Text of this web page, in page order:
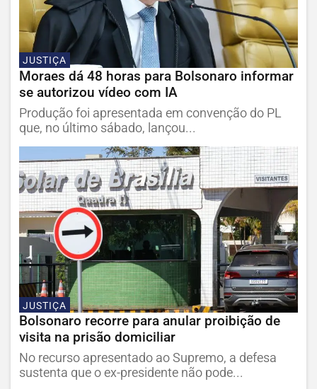
JUSTIÇA
Moraes dá 48 horas para Bolsonaro informar
se autorizou vídeo com IA
Produção foi apresentada em convenção do PL
que, no último sábado, lançou...
JUSTIÇA
Bolsonaro recorre para anular proibição de
visita na prisão domiciliar
No recurso apresentado ao Supremo, a defesa
sustenta que o ex-presidente não pode...